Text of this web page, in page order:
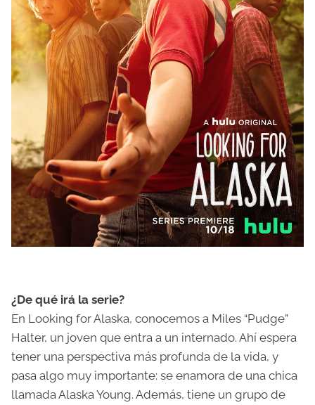
¿De qué irá la serie?
En Looking for Alaska, conocemos a Miles “Pudge”
Halter, un joven que entra a un internado. Ahí espera
tener una perspectiva más profunda de la vida, y
pasa algo muy importante: se enamora de una chica
llamada Alaska Young. Además, tiene un grupo de